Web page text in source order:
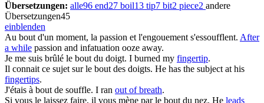
Übersetzungen: alle96 end27 boil13 tip7 bit2 piece2 andere
Übersetzungen45
einblenden
Au bout d'un moment, la passion et l'engouement s'essoufflent. After
a while passion and infatuation ooze away.
Je me suis brûlé le bout du doigt. I burned my fingertip.
Il connait ce sujet sur le bout des doigts. He has the subject at his
fingertips.
J'étais à bout de souffle. I ran out of breath.
Si vous le laissez faire, il vous mène par le bout du nez. He leads